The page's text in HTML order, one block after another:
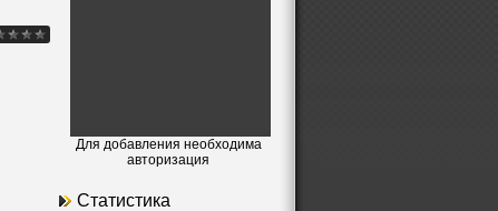
Для добавления необходима
авторизация
Статистика